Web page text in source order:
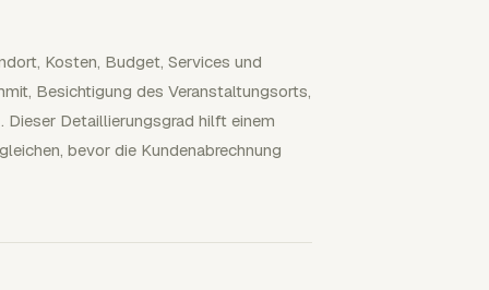
Kosten, Budget, Services und
Besichtigung des Veranstaltungsorts,
Dieser Detaillierungsgrad hilft einem
bevor die Kundenabrechnung